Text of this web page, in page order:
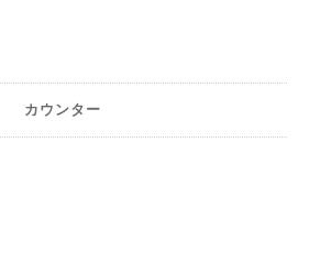
カウンター